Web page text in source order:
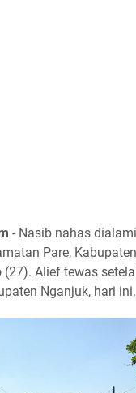
- Nasib nahas
Pare,
(27). Alief tewas
Nganjuk, hari ini.